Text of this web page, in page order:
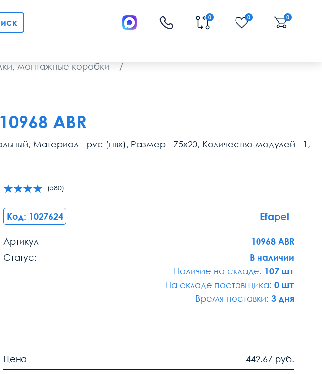
0 0 0
монтажные коробки
/
ABR
Материал - pvc (пвх), Размер - 75х20, Количество модулей - 1,
(580)
Код: 1027624 Efapel
Артикул
10968 ABR
Статус:
В наличии
Наличие на складе: 107 шт
На складе поставщика: 0 шт
Время поставки: 3 дня
Цена 442.67 руб.